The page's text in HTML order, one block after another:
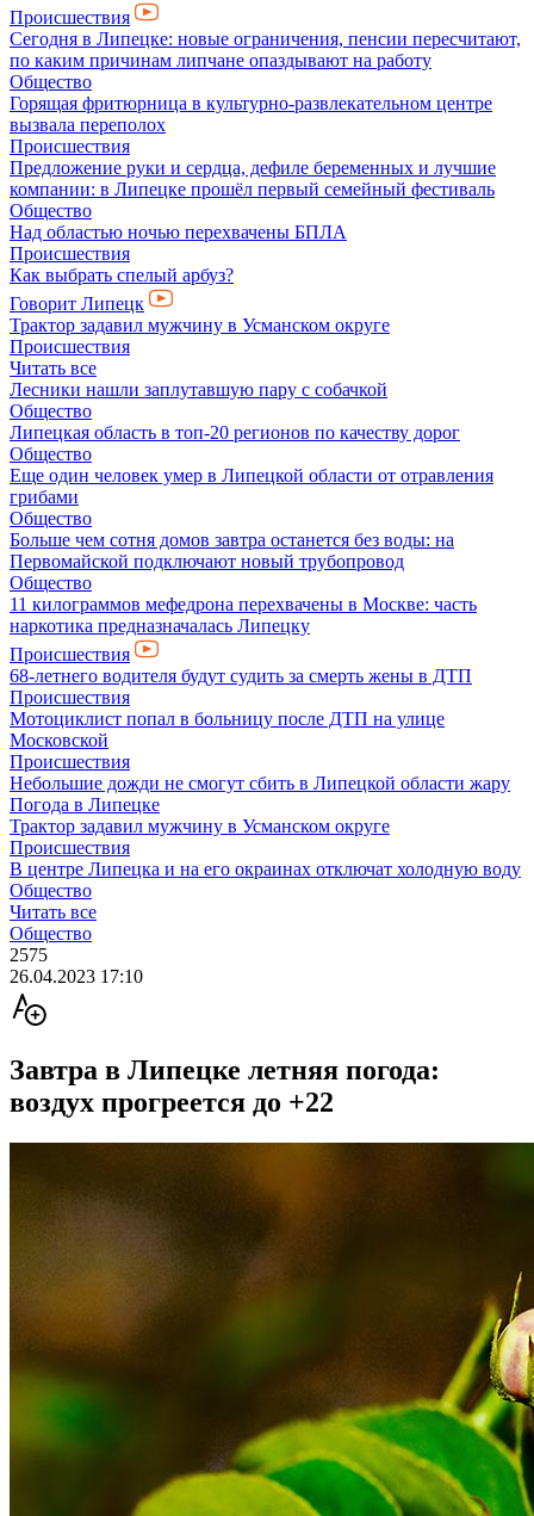
Происшествия
Сегодня в Липецке: новые ограничения, пенсии пересчитают,
по каким причинам липчане опаздывают на работу
Общество
Горящая фритюрница в культурно-развлекательном центре
вызвала переполох
Происшествия
Предложение руки и сердца, дефиле беременных и лучшие
компании: в Липецке прошёл первый семейный фестиваль
Общество
Над областью ночью перехвачены БПЛА
Происшествия
Как выбрать спелый арбуз?
Говорит Липецк
Трактор задавил мужчину в Усманском округе
Происшествия
Читать все
Лесники нашли заплутавшую пару с собачкой
Общество
Липецкая область в топ-20 регионов по качеству дорог
Общество
Еще один человек умер в Липецкой области от отравления
грибами
Общество
Больше чем сотня домов завтра останется без воды: на
Первомайской подключают новый трубопровод
Общество
11 килограммов мефедрона перехвачены в Москве: часть
наркотика предназначалась Липецку
Происшествия
68-летнего водителя будут судить за смерть жены в ДТП
Происшествия
Мотоциклист попал в больницу после ДТП на улице
Московской
Происшествия
Небольшие дожди не смогут сбить в Липецкой области жару
Погода в Липецке
Трактор задавил мужчину в Усманском округе
Происшествия
В центре Липецка и на его окраинах отключат холодную воду
Общество
Читать все
Общество
2575
26.04.2023 17:10
Завтра в Липецке летняя погода:
воздух прогреется до +22